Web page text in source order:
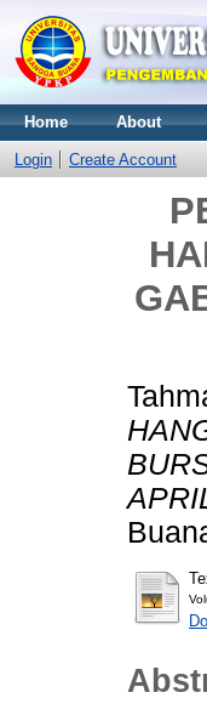
Home About
Login Create Account